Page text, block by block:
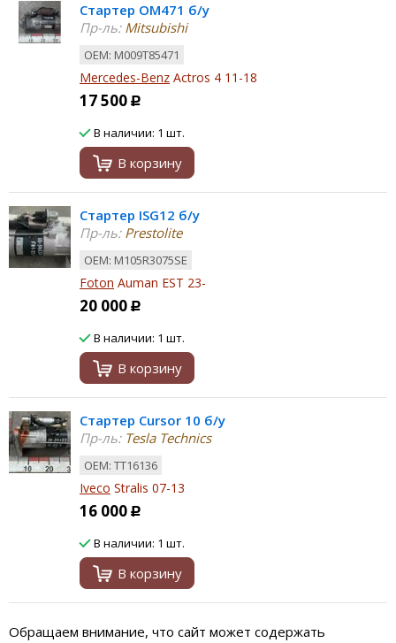
Стартер OM471 б/у
Пр-ль:Mitsubishi
ОЕМ: M009T85471
Mercedes-Benz Actros 4 11-18
17 500 Р
В наличии: 1 шт.
В корзину
Стартер ISG12 б/у
Пр-ль:Prestolite
ОЕМ: M105R3075SE
Foton Auman EST 23-
20 000 Р
В наличии: 1 шт.
В корзину
Стартер Cursor 10 б/у
Пр-ль:Tesla Technics
ОЕМ: TT16136
Iveco Stralis 07-13
16 000 Р
В наличии: 1 шт.
В корзину
Обращаем внимание, что сайт может содержать